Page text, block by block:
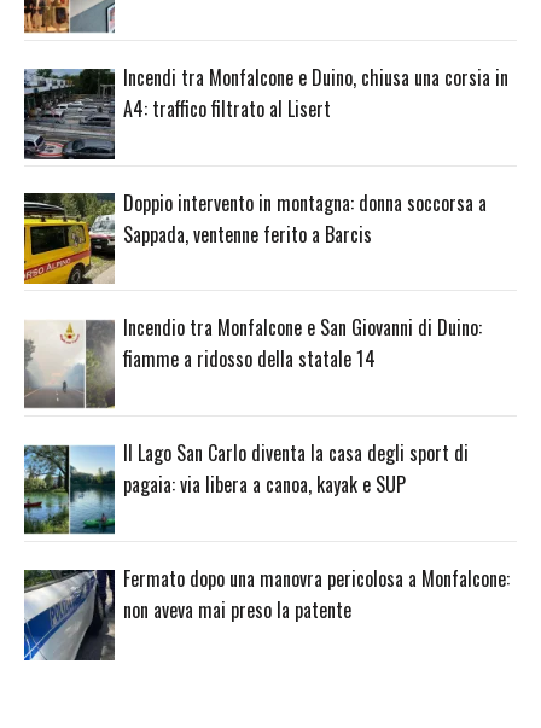
Incendi tra Monfalcone e Duino, chiusa una corsia in
A4: traffico filtrato al Lisert
Doppio intervento in montagna: donna soccorsa a
Sappada, ventenne ferito a Barcis
Incendio tra Monfalcone e San Giovanni di Duino:
fiamme a ridosso della statale 14
Il Lago San Carlo diventa la casa degli sport di
pagaia: via libera a canoa, kayak e SUP
Fermato dopo una manovra pericolosa a Monfalcone:
non aveva mai preso la patente